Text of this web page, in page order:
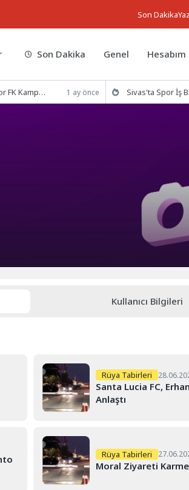
Son Dakika
Son Dakika Genel Hesabım
Devam Ediyor 1 ay önce Sivas'ta Spor İş Birliği Protokolü
Kullanıcı Bilgileri
Rüya Tabirleri
Santa Lucia FC,
Anlaştı
Rüya Tabirleri
Moral Ziyareti